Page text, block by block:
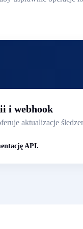
i webhook
aktualizacje
API.